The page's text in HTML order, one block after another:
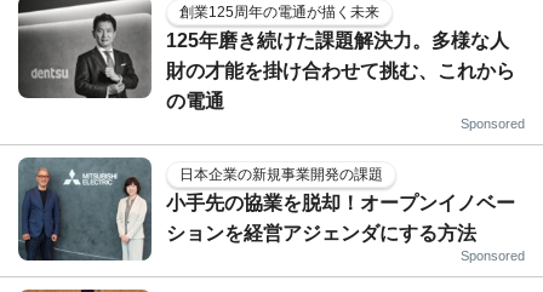
創業125周年の電通が描く未来
125年磨き続けた課題解決力。多様な人
財の才能を掛け合わせて挑む、これから
の電通
Sponsored
日本企業の新規事業開発の課題
小手先の協業を脱却！オープンイノベー
ションを経営アジェンダにする方法
Sponsored